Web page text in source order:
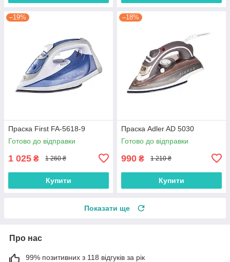
–19%
Праска First FA-5618-9
Готово до відправки
1 025 ₴ 1 260 ₴
Купити
–18%
Праска Adler AD 5030
Готово до відправки
990 ₴ 1 210 ₴
Купити
Показати ще
Про нас
99% позитивних з 118 відгуків за рік